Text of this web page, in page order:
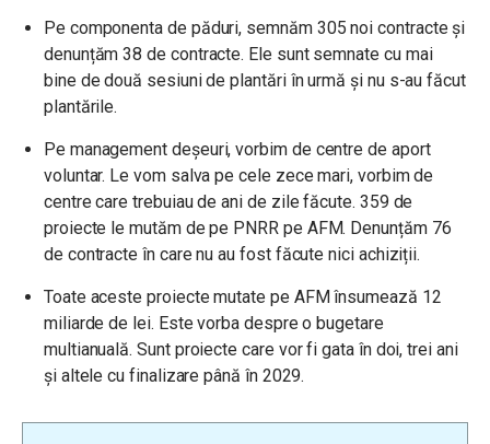
Pe componenta de păduri, semnăm 305 noi contracte și
denunțăm 38 de contracte. Ele sunt semnate cu mai
bine de două sesiuni de plantări în urmă și nu s-au făcut
plantările.
Pe management deșeuri, vorbim de centre de aport
voluntar. Le vom salva pe cele zece mari, vorbim de
centre care trebuiau de ani de zile făcute. 359 de
proiecte le mutăm de pe PNRR pe AFM. Denunțăm 76
de contracte în care nu au fost făcute nici achiziții.
Toate aceste proiecte mutate pe AFM însumează 12
miliarde de lei. Este vorba despre o bugetare
multianuală. Sunt proiecte care vor fi gata în doi, trei ani
și altele cu finalizare până în 2029.